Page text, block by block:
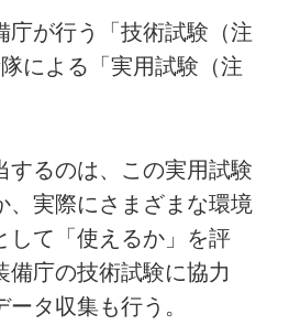
が行う「技術試験（注
による「実用試験（注
るのは、この実用試験
、実際にさまざまな環境
して「使えるか」を評
備庁の技術試験に協力
タ収集も行う。